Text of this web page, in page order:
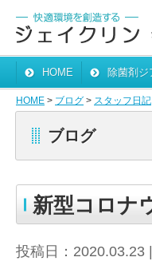
HOME 除菌剤ジ
HOME > ブログ > スタッフ日記
ブログ
新型コロナ
投稿日：2020.03.23